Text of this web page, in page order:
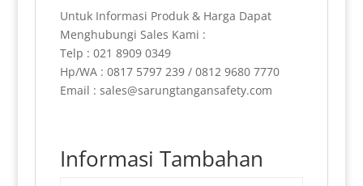
Untuk Informasi Produk & Harga Dapat
Menghubungi Sales Kami :
Telp : 021 8909 0349
Hp/WA : 0817 5797 239 / 0812 9680 7770
Email : sales@sarungtangansafety.com
Informasi Tambahan